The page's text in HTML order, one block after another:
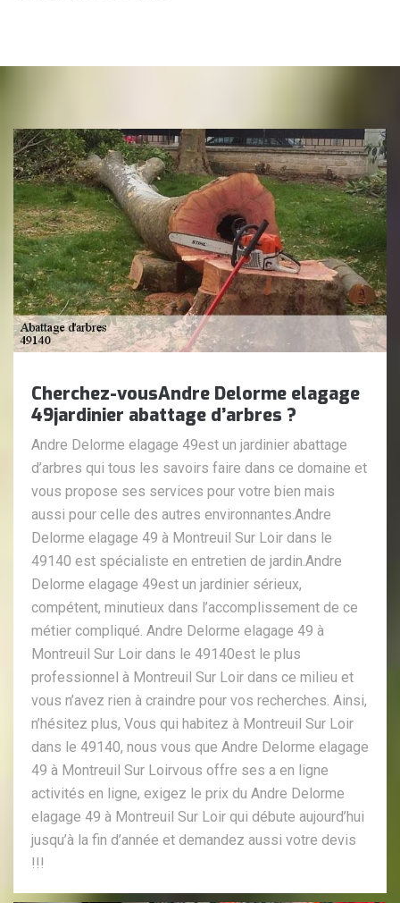
Cherchez-vousAndre Delorme elagage
49jardinier abattage d’arbres ?
Andre Delorme elagage 49est un jardinier abattage
d’arbres qui tous les savoirs faire dans ce domaine et
vous propose ses services pour votre bien mais
aussi pour celle des autres environnantes.Andre
Delorme elagage 49 à Montreuil Sur Loir dans le
49140 est spécialiste en entretien de jardin.Andre
Delorme elagage 49est un jardinier sérieux,
compétent, minutieux dans l’accomplissement de ce
métier compliqué. Andre Delorme elagage 49 à
Montreuil Sur Loir dans le 49140est le plus
professionnel à Montreuil Sur Loir dans ce milieu et
vous n’avez rien à craindre pour vos recherches. Ainsi,
n’hésitez plus, Vous qui habitez à Montreuil Sur Loir
dans le 49140, nous vous que Andre Delorme elagage
49 à Montreuil Sur Loirvous offre ses a en ligne
activités en ligne, exigez le prix du Andre Delorme
elagage 49 à Montreuil Sur Loir qui débute aujourd’hui
jusqu’à la fin d’année et demandez aussi votre devis
!!!